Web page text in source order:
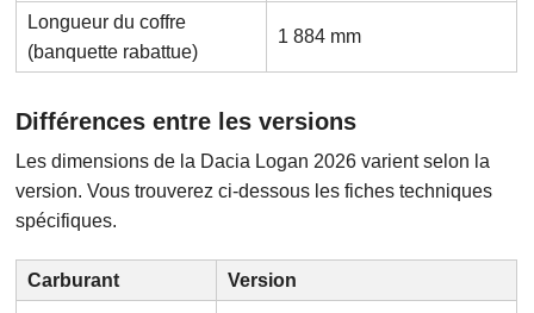
Longueur du coffre
(banquette rabattue)
1 884 mm
Différences entre les versions
Les dimensions de la Dacia Logan 2026 varient selon la
version. Vous trouverez ci-dessous les fiches techniques
spécifiques.
Carburant
Version